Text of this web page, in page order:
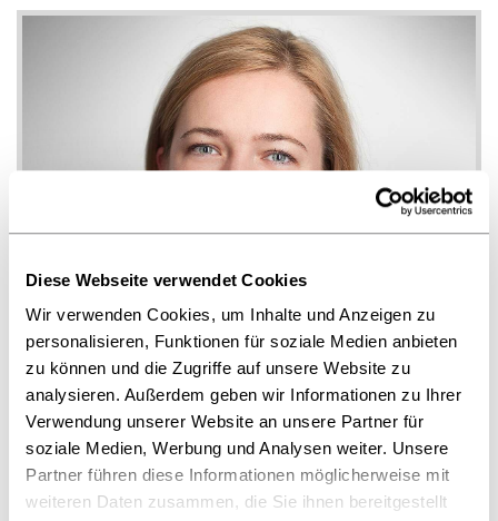
Diese Webseite verwendet Cookies
Wir verwenden Cookies, um Inhalte und Anzeigen zu
personalisieren, Funktionen für soziale Medien anbieten
zu können und die Zugriffe auf unsere Website zu
analysieren. Außerdem geben wir Informationen zu Ihrer
Verwendung unserer Website an unsere Partner für
soziale Medien, Werbung und Analysen weiter. Unsere
Partner führen diese Informationen möglicherweise mit
weiteren Daten zusammen, die Sie ihnen bereitgestellt
Katharina Scholz, Vorsitzende des Fördervereins